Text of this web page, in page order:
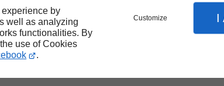
by
well as analyzing
functionalities. By
use of Cookies
.
Customize I